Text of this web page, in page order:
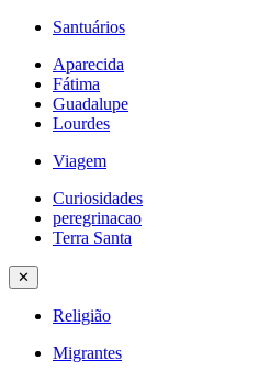
Santuários
Aparecida
Fátima
Guadalupe
Lourdes
Viagem
Curiosidades
peregrinacao
Terra Santa
✕
Religião
Migrantes